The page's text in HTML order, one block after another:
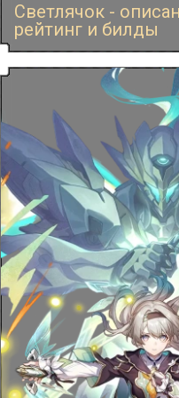
Светлячок -
рейтинг и билды